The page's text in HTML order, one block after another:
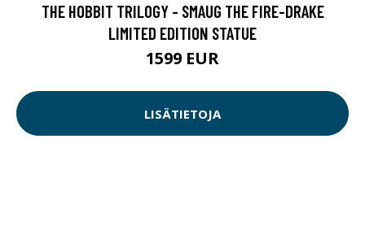
THE HOBBIT TRILOGY - SMAUG THE FIRE-DRAKE
LIMITED EDITION STATUE
1599 EUR
LISÄTIETOJA